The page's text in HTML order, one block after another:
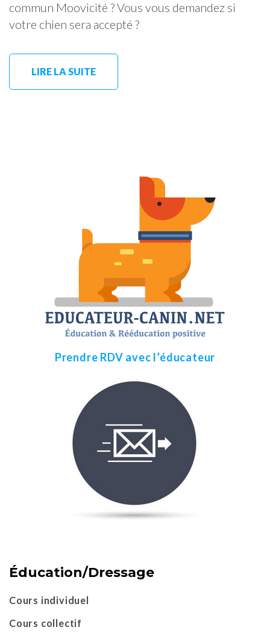
commun Moovicité ? Vous vous demandez si
votre chien sera accepté ?
LIRE LA SUITE
Prendre RDV avec l’éducateur
Éducation/Dressage
Cours individuel
Cours collectif